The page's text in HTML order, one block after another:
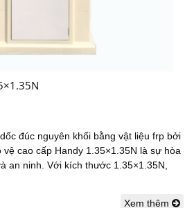
đúc nguyên khối bằng vật liệu frp bởi
vệ cao cấp Handy 1.35×1.35N là sự hòa
an ninh. Với kích thước 1.35×1.35N,
Xem thêm